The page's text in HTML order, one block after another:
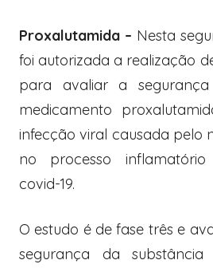
Proxalutamida – Nesta
foi autorizada a realização
para avaliar a
medicamento
infecção viral causada pelo
no processo
covid-19.
O estudo é de fase três e
segurança da